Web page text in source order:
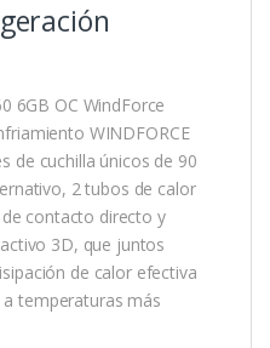
6GB OC WindForce
WINDFORCE
de cuchilla únicos de 90
2 tubos de calor
contacto directo y
3D, que juntos
de calor efectiva
temperaturas más